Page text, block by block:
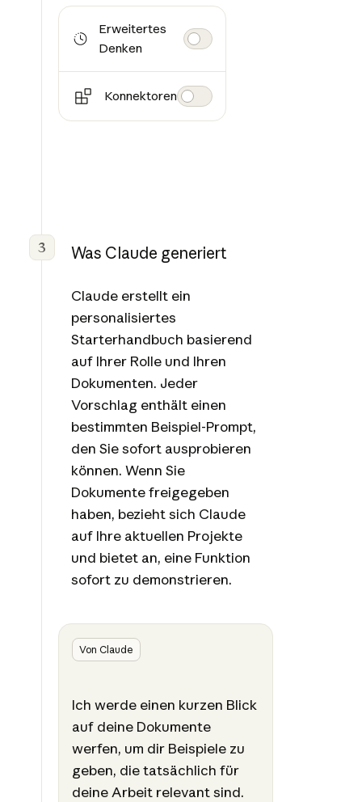
Erweitertes
Denken
Konnektoren
3 Was Claude generiert
Claude erstellt ein
personalisiertes
Starterhandbuch basierend
auf Ihrer Rolle und Ihren
Dokumenten. Jeder
Vorschlag enthält einen
bestimmten Beispiel-Prompt,
den Sie sofort ausprobieren
können. Wenn Sie
Dokumente freigegeben
haben, bezieht sich Claude
auf Ihre aktuellen Projekte
und bietet an, eine Funktion
sofort zu demonstrieren.
Von Claude
Ich werde einen kurzen Blick
auf deine Dokumente
werfen, um dir Beispiele zu
geben, die tatsächlich für
deine Arbeit relevant sind.